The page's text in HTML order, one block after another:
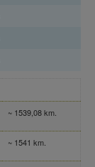
~ 1539,08 km.
~ 1541 km.